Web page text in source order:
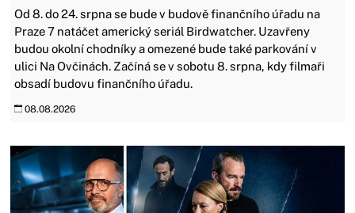
Od 8. do 24. srpna se bude v budově finančního úřadu na
Praze 7 natáčet americký seriál Birdwatcher. Uzavřeny
budou okolní chodníky a omezené bude také parkování v
ulici Na Ovčinách. Začíná se v sobotu 8. srpna, kdy filmaři
obsadí budovu finančního úřadu.
08.08.2026